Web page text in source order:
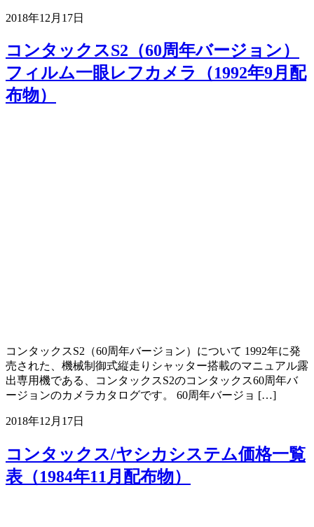
2018年12月17日
コンタックスS2（60周年バージョン）
フィルム一眼レフカメラ（1992年9月配
布物）
コンタックスS2（60周年バージョン）について 1992年に発
売された、機械制御式縦走りシャッター搭載のマニュアル露
出専用機である、コンタックスS2のコンタックス60周年バ
ージョンのカメラカタログです。 60周年バージョ […]
2018年12月17日
コンタックス/ヤシカシステム価格一覧
表（1984年11月配布物）